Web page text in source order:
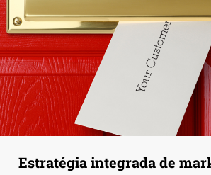
Estratégia integrada de